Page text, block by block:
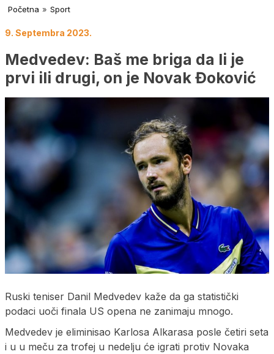
Početna » Sport
9. Septembra 2023.
Medvedev: Baš me briga da li je
prvi ili drugi, on je Novak Đoković
Ruski teniser Danil Medvedev kaže da ga statistički
podaci uoči finala US opena ne zanimaju mnogo.
Medvedev je eliminisao Karlosa Alkarasa posle četiri seta
i u u meču za trofej u nedelju će igrati protiv Novaka